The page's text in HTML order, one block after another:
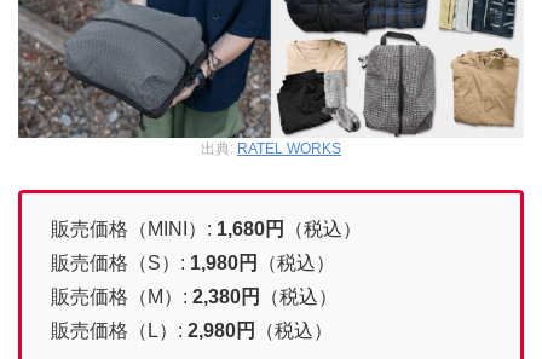
出典: RATEL WORKS
販売価格（MINI）: 1,680円
（税込）
販売価格（S）: 1,980円
（税込）
販売価格（M）: 2,380円
（税込）
販売価格（L）: 2,980円 （税込）